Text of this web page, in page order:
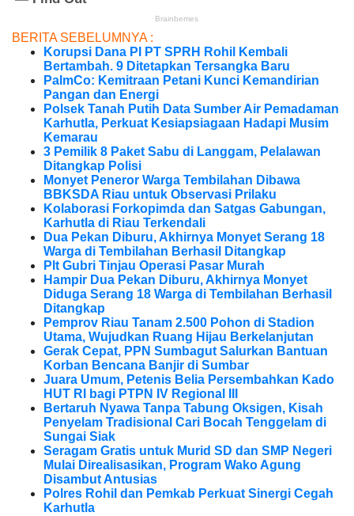
BERITA SEBELUMNYA :
Korupsi Dana PI PT SPRH Rohil Kembali
Bertambah. 9 Ditetapkan Tersangka Baru
PalmCo: Kemitraan Petani Kunci Kemandirian
Pangan dan Energi
Polsek Tanah Putih Data Sumber Air Pemadaman
Karhutla, Perkuat Kesiapsiagaan Hadapi Musim
Kemarau
3 Pemilik 8 Paket Sabu di Langgam, Pelalawan
Ditangkap Polisi
Monyet Peneror Warga Tembilahan Dibawa
BBKSDA Riau untuk Observasi Prilaku
Kolaborasi Forkopimda dan Satgas Gabungan,
Karhutla di Riau Terkendali
Dua Pekan Diburu, Akhirnya Monyet Serang 18
Warga di Tembilahan Berhasil Ditangkap
Plt Gubri Tinjau Operasi Pasar Murah
Hampir Dua Pekan Diburu, Akhirnya Monyet
Diduga Serang 18 Warga di Tembilahan Berhasil
Ditangkap
Pemprov Riau Tanam 2.500 Pohon di Stadion
Utama, Wujudkan Ruang Hijau Berkelanjutan
Gerak Cepat, PPN Sumbagut Salurkan Bantuan
Korban Bencana Banjir di Sumbar
Juara Umum, Petenis Belia Persembahkan Kado
HUT RI bagi PTPN IV Regional III
Bertaruh Nyawa Tanpa Tabung Oksigen, Kisah
Penyelam Tradisional Cari Bocah Tenggelam di
Sungai Siak
Seragam Gratis untuk Murid SD dan SMP Negeri
Mulai Direalisasikan, Program Wako Agung
Disambut Antusias
Polres Rohil dan Pemkab Perkuat Sinergi Cegah
Karhutla